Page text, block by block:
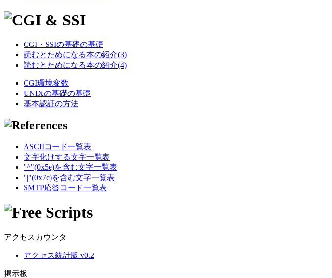
CGI・SSIの基礎の基礎
読むとためになる本の紹介(3)
読むとためになる本の紹介(4)
CGI環境変数
UNIXの基礎の基礎
基本認証の方法
ASCIIコード一覧表
文字化けする文字一覧表
"^"(0x5e)を含む文字一覧表
"|"(0x7c)を含む文字一覧表
SMTP応答コード一覧表
アクセスカウンタ
アクセス統計版 v0.2
掲示板